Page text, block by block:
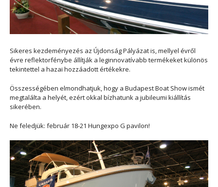
Sikeres kezdeményezés az Újdonság Pályázat is, mellyel évről
évre reflektorfénybe állítják a leginnovatívabb termékeket különös
tekintettel a hazai hozzáadott értékekre.
Összességében elmondhatjuk, hogy a Budapest Boat Show ismét
megtalálta a helyét, ezért okkal bízhatunk a jubileumi kiállítás
sikerében.
Ne feledjük: február 18-21 Hungexpo G pavilon!